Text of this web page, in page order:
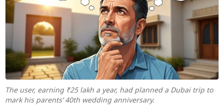
वीडियो
म्यूचुअल
फंड
The user, earning ₹25 lakh a year, had planned a Dubai trip to
mark his parents’ 40th wedding anniversary.